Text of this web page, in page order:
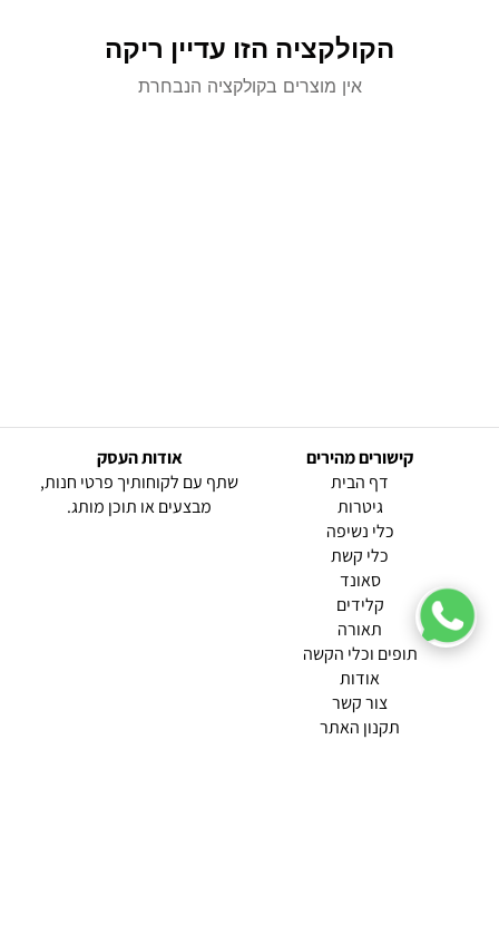
הקולקציה הזו עדיין ריקה
אין מוצרים בקולקציה הנבחרת
קישורים מהירים
דף הבית
גיטרות
כלי נשיפה
כלי קשת
סאונד
קלידים
תאורה
תופים וכלי הקשה
אודות
צור קשר
(current)
תקנון האתר
אודות העסק
שתף עם לקוחותיך פרטי חנות,
מבצעים או תוכן מותג.